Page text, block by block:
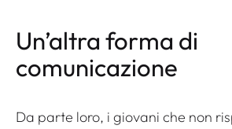
Un’altra forma di
comunicazione
Da parte loro, i giovani che non